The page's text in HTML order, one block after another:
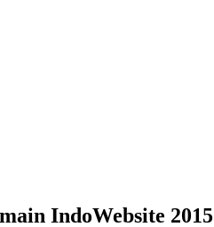
IndoWebsite 2015